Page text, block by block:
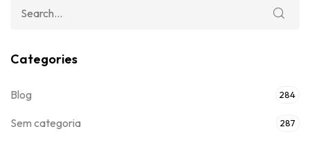
Categories
Blog 284
Sem categoria 287